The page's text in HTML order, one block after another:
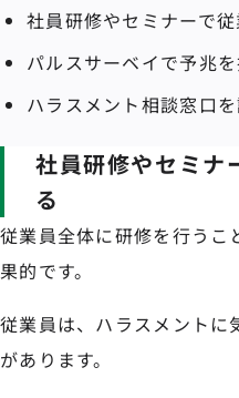
社員研修やセミナーで
パルスサーベイで予兆
ハラスメント相談窓口
社員研修やセミナ
る
従業員全体に研修を行うこ
果的です。
従業員は、ハラスメントに
があります。